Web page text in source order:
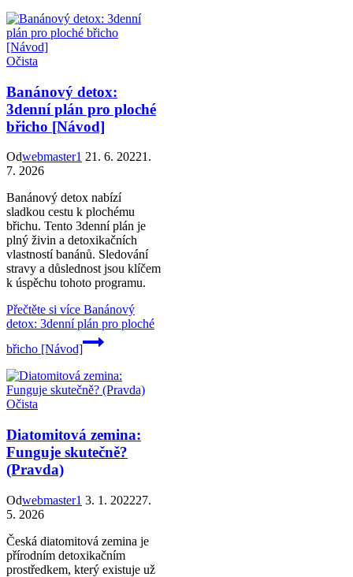
Očista
Banánový detox:
3denní plán pro ploché
břicho [Návod]
Odwebmaster1 21. 6. 20221.
7. 2026
Banánový detox nabízí
sladkou cestu k plochému
břichu. Tento 3denní plán je
plný živin a detoxikačních
vlastností banánů. Sledování
stravy a důslednost jsou klíčem
k úspěchu tohoto programu.
Přečtěte si více Banánový
detox: 3denní plán pro ploché
břicho [Návod]
Očista
Diatomitová zemina:
Funguje skutečně?
(Pravda)
Odwebmaster1 3. 1. 202227.
5. 2026
Česká diatomitová zemina je
přírodním detoxikačním
prostředkem, který existuje už